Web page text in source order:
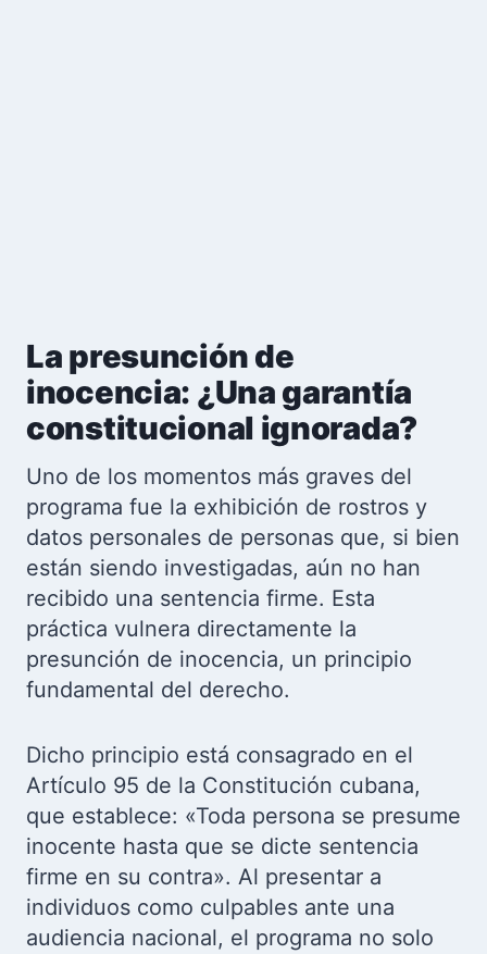
La presunción de
inocencia: ¿Una garantía
constitucional ignorada?
Uno de los momentos más graves del
programa fue la exhibición de rostros y
datos personales de personas que, si bien
están siendo investigadas, aún no han
recibido una sentencia firme. Esta
práctica vulnera directamente la
presunción de inocencia, un principio
fundamental del derecho.
Dicho principio está consagrado en el
Artículo 95 de la Constitución cubana,
que establece: «Toda persona se presume
inocente hasta que se dicte sentencia
firme en su contra». Al presentar a
individuos como culpables ante una
audiencia nacional, el programa no solo